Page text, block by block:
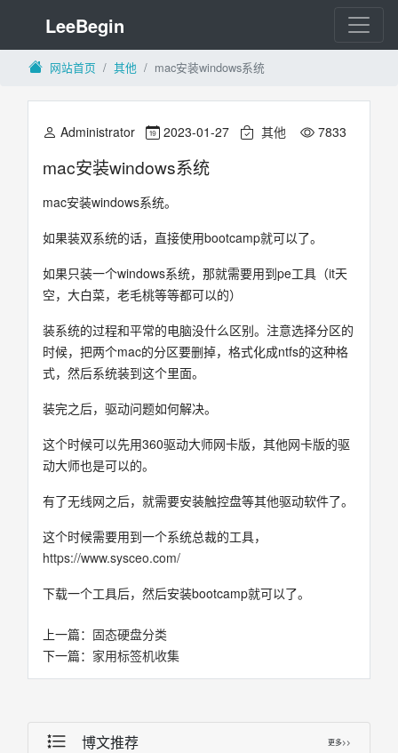
LeeBegin
网站首页 其他 mac安装windows系统
Administrator 2023-01-27 其他 7833
mac安装windows系统
mac安装windows系统。
如果装双系统的话，直接使用bootcamp就可以了。
如果只装一个windows系统，那就需要用到pe工具（it天
空，大白菜，老毛桃等等都可以的）
装系统的过程和平常的电脑没什么区别。注意选择分区的
时候，把两个mac的分区要删掉，格式化成ntfs的这种格
式，然后系统装到这个里面。
装完之后，驱动问题如何解决。
这个时候可以先用360驱动大师网卡版，其他网卡版的驱
动大师也是可以的。
有了无线网之后，就需要安装触控盘等其他驱动软件了。
这个时候需要用到一个系统总裁的工具，
https://www.sysceo.com/
下载一个工具后，然后安装bootcamp就可以了。
上一篇： 固态硬盘分类
下一篇： 家用标签机收集
博文推荐 更多>>